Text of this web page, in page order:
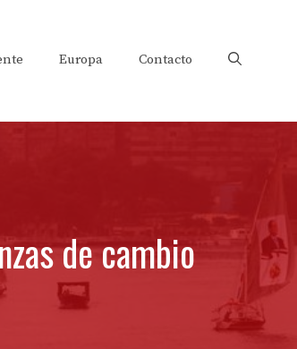
Europa Contacto
de cambio